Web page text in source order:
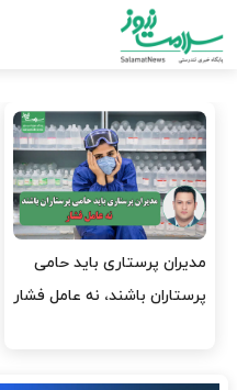
وقت وزیر بهداشت باید صرف
افتتاح پروژه‌ها شود؟